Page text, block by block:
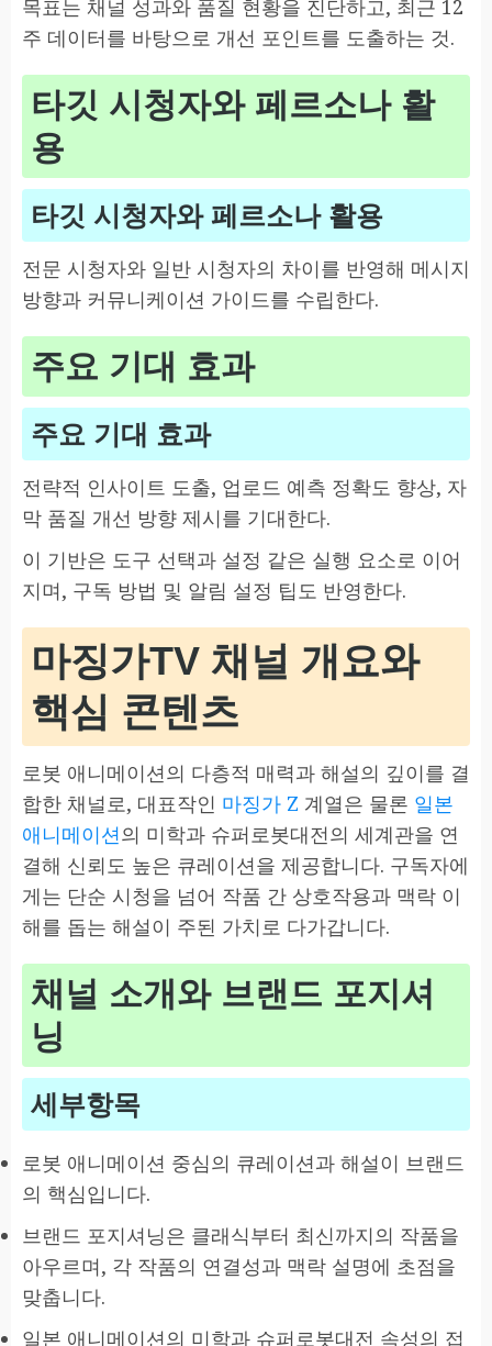
목표는 채널 성과와 품질 현황을 진단하고, 최근 12
주 데이터를 바탕으로 개선 포인트를 도출하는 것.
타깃 시청자와 페르소나 활
용
타깃 시청자와 페르소나 활용
전문 시청자와 일반 시청자의 차이를 반영해 메시지
방향과 커뮤니케이션 가이드를 수립한다.
주요 기대 효과
주요 기대 효과
전략적 인사이트 도출, 업로드 예측 정확도 향상, 자
막 품질 개선 방향 제시를 기대한다.
이 기반은 도구 선택과 설정 같은 실행 요소로 이어
지며, 구독 방법 및 알림 설정 팁도 반영한다.
마징가TV 채널 개요와
핵심 콘텐츠
로봇 애니메이션의 다층적 매력과 해설의 깊이를 결
합한 채널로, 대표작인 마징가 Z 계열은 물론 일본
애니메이션의 미학과 슈퍼로봇대전의 세계관을 연
결해 신뢰도 높은 큐레이션을 제공합니다. 구독자에
게는 단순 시청을 넘어 작품 간 상호작용과 맥락 이
해를 돕는 해설이 주된 가치로 다가갑니다.
채널 소개와 브랜드 포지셔
닝
세부항목
로봇 애니메이션 중심의 큐레이션과 해설이 브랜드
의 핵심입니다.
브랜드 포지셔닝은 클래식부터 최신까지의 작품을
아우르며, 각 작품의 연결성과 맥락 설명에 초점을
맞춥니다.
일본 애니메이션의 미학과 슈퍼로봇대전 속성의 접